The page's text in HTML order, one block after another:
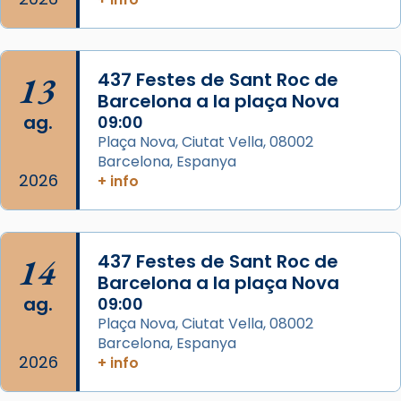
2 weeks ago
Aquest dilluns, 27 de juliol, ha tingut lloc la
missa d’acció de gràcies en agraïment al
comitè organitzador de la visita apostòlica
del Sant Pare Lleó XIV a Barcelona, i als
col·laboradors, a la Catedral de Barcelona.
L’arquebisbe de Barcelona, el cardenal Joan
📸 Dr. G. Simón
Photo
View on Facebook · Share
13
ag.
2026
437 Festes de Sant Roc de
Barcelona a la plaça Nova
09:00
Plaça Nova, Ciutat Vella, 08002
Barcelona, Espanya
+ info
14
ag.
2026
437 Festes de Sant Roc de
Barcelona a la plaça Nova
09:00
Plaça Nova, Ciutat Vella, 08002
Barcelona, Espanya
+ info